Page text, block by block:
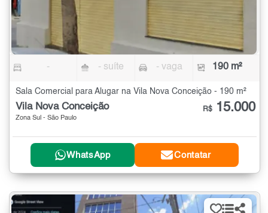
- - suíte - vaga 190 m²
Sala Comercial para Alugar na Vila Nova Conceição - 190 m²
Vila Nova Conceição
Zona Sul - São Paulo
R$ 15.000
WhatsApp Contatar